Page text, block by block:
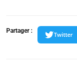
Partager :
Twitter